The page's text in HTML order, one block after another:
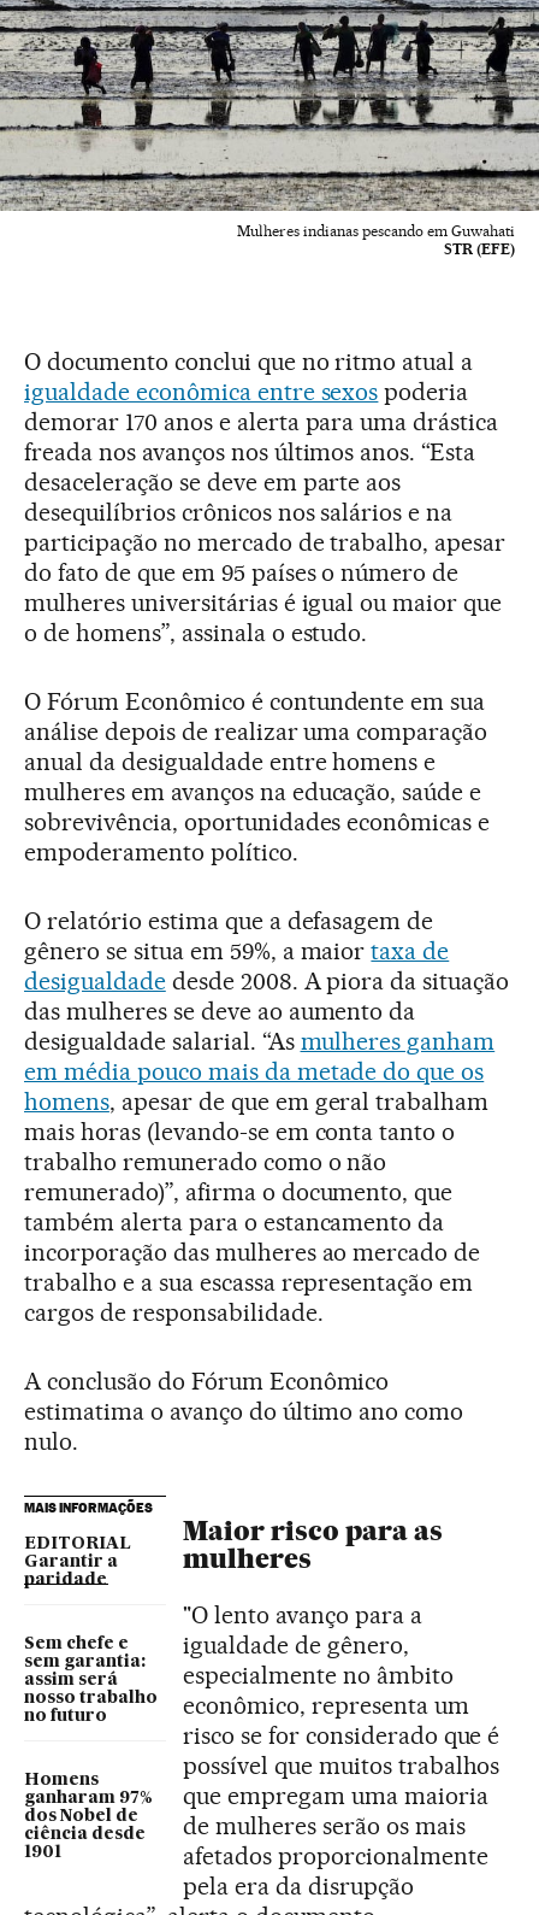
Mulheres indianas pescando em Guwahati
STR (EFE)
O documento conclui que no ritmo atual a
igualdade econômica entre sexos poderia
demorar 170 anos e alerta para uma drástica
freada nos avanços nos últimos anos. “Esta
desaceleração se deve em parte aos
desequilíbrios crônicos nos salários e na
participação no mercado de trabalho, apesar
do fato de que em 95 países o número de
mulheres universitárias é igual ou maior que
o de homens”, assinala o estudo.
O Fórum Econômico é contundente em sua
análise depois de realizar uma comparação
anual da desigualdade entre homens e
mulheres em avanços na educação, saúde e
sobrevivência, oportunidades econômicas e
empoderamento político.
O relatório estima que a defasagem de
gênero se situa em 59%, a maiortaxa de
desigualdadedesde 2008. A piora da situação
das mulheres se deve ao aumento da
desigualdade salarial. “As mulheres ganham
em média pouco mais da metade do que os
homens, apesar de que em geral trabalham
mais horas (levando-se em conta tanto o
trabalho remunerado como o não
remunerado)”, afirma o documento, que
também alerta para o estancamento da
incorporação das mulheres ao mercado de
trabalho e a sua escassa representação em
cargos de responsabilidade.
A conclusão do Fórum Econômico
estimatima o avanço do último ano como
nulo.
MAIS INFORMAÇÕES
EDITORIAL
Garantir a
paridade
Sem chefe e
sem garantia:
assim será
nosso trabalho
no futuro
Homens
ganharam 97%
dos Nobel de
ciência desde
1901
Maior risco para as
mulheres
"O lento avanço para a
igualdade de gênero,
especialmente no âmbito
econômico, representa um
risco se for considerado que é
possível que muitos trabalhos
que empregam uma maioria
de mulheres serão os mais
afetados proporcionalmente
pela era da disrupção